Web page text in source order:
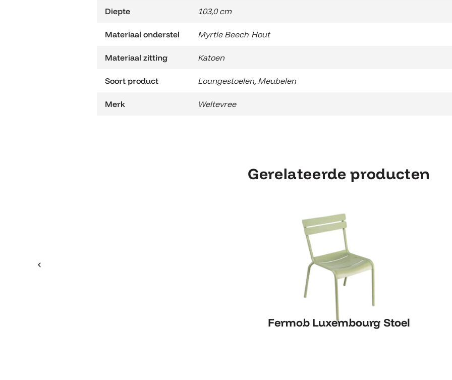
Diepte 103,0 cm
Materiaal onderstel Myrtle Beech Hout
Materiaal zitting Katoen
Soort product Loungestoelen, Meubelen
Merk Weltevree
Gerelateerde producten
Fermob Luxembourg Stoel
Fermob Luxembourg Stoel